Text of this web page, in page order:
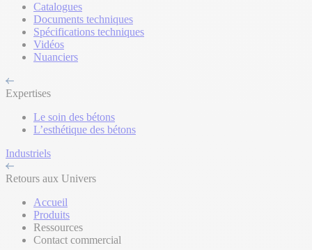
Catalogues
Documents techniques
Spécifications techniques
Vidéos
Nuanciers
Expertises
Le soin des bétons
L’esthétique des bétons
Industriels
Retours aux Univers
Accueil
Produits
Ressources
Contact commercial